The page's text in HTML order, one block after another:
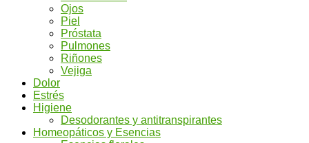
Ojos
Piel
Próstata
Pulmones
Riñones
Vejiga
Dolor
Estrés
Higiene
Desodorantes y antitranspirantes
Homeopáticos y Esencias